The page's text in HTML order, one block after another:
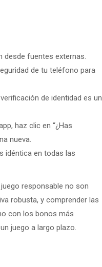
desde fuentes externas.
de tu teléfono para
de identidad es un
haz clic en “¿Has
nueva.
idéntica en todas las
responsable no son
robusta, y comprender las
con los bonos más
juego a largo plazo.